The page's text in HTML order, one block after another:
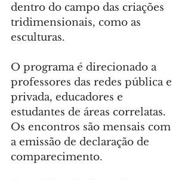
dentro do campo das criações
tridimensionais, como as
esculturas.
O programa é direcionado a
professores das redes pública e
privada, educadores e
estudantes de áreas correlatas.
Os encontros são mensais com
a emissão de declaração de
comparecimento.